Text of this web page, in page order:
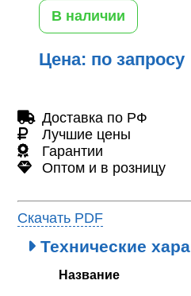
В наличии
Цена: по запросу
Доставка по РФ
Лучшие цены
Гарантии
Оптом и в розницу
Скачать PDF
Технические
Название